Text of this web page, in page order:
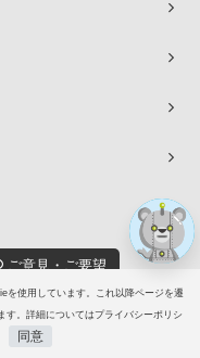
を使用しています。これ以降ページを遷
。詳細についてはプライバシーポリシ
同意
ご意見・ご要望
AC